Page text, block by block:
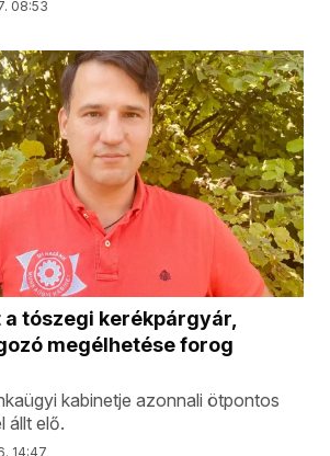
08:53
tószegi kerékpárgyár,
megélhetése forog
kabinetje azonnali ötpontos
állt elő.
14:47